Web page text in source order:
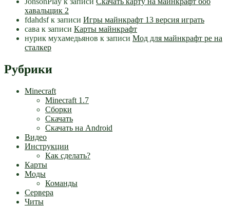
хавальщик 2
fdahdsfк записи Игры майнкрафт 13 версия играть
сава к записи Карты майнкрафт
нурик мухамедьянов к записи Мод для майнкрафт pe на
сталкер
Рубрики
Minecraft
Minecraft 1.7
Сборки
Скачать
Скачать на Android
Видео
Инструкции
Как сделать?
Карты
Моды
Команды
Сервера
Читы